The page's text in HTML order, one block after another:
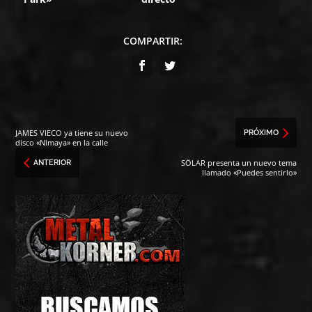
COMPARTIR:
JAMES VIECO ya tiene su nuevo
disco «Nimaya» en la calle
ANTERIOR
PRÓXIMO
SÖLAR presenta un nuevo tema
llamado «Puedes sentirlo»